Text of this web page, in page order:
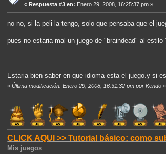
« Respuesta #3 en: Enero 29, 2008, 16:25:37 pm »
no no, si la peli la tengo, solo que pensaba que el
pues no estaria mal un juego de "braindead" al
Estaria bien saber en que idioma esta el juego.y si
«Última modificación: Enero 29, 2008, 16:31:32 pm por Kendo »
CLICK AQUI >> Tutorial básico: como
Mis juegos